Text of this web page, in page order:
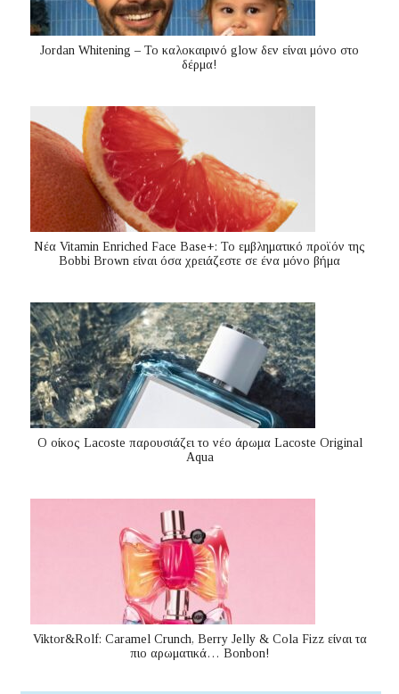
Jordan Whitening – Το καλοκαιρινό glow δεν είναι μόνο στο
δέρμα!
Nέα Vitamin Enriched Face Base+: Το εμβληματικό προϊόν της
Bobbi Brown είναι όσα χρειάζεστε σε ένα μόνο βήμα
Ο οίκος Lacoste παρουσιάζει το νέο άρωμα Lacoste Original
Aqua
Viktor&Rolf: Caramel Crunch, Berry Jelly & Cola Fizz είναι τα
πιο αρωματικά… Bonbon!